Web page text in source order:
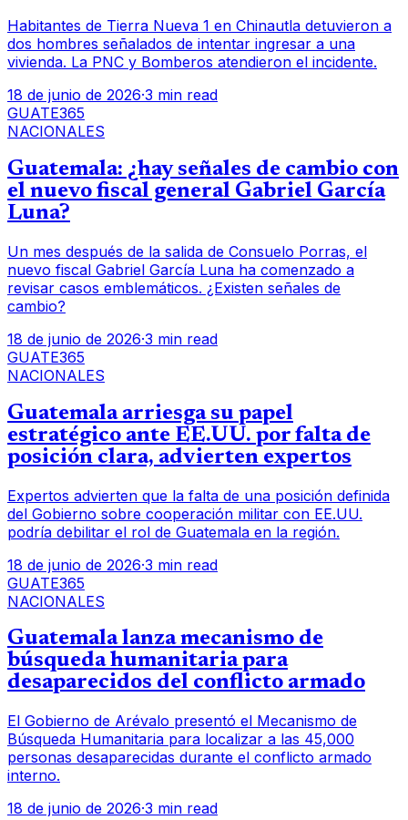
Habitantes de Tierra Nueva 1 en Chinautla detuvieron a
dos hombres señalados de intentar ingresar a una
vivienda. La PNC y Bomberos atendieron el incidente.
18 de junio de 2026·3 min read
GUATE365
NACIONALES
Guatemala: ¿hay señales de cambio con
el nuevo fiscal general Gabriel García
Luna?
Un mes después de la salida de Consuelo Porras, el
nuevo fiscal Gabriel García Luna ha comenzado a
revisar casos emblemáticos. ¿Existen señales de
cambio?
18 de junio de 2026·3 min read
GUATE365
NACIONALES
Guatemala arriesga su papel
estratégico ante EE.UU. por falta de
posición clara, advierten expertos
Expertos advierten que la falta de una posición definida
del Gobierno sobre cooperación militar con EE.UU.
podría debilitar el rol de Guatemala en la región.
18 de junio de 2026·3 min read
GUATE365
NACIONALES
Guatemala lanza mecanismo de
búsqueda humanitaria para
desaparecidos del conflicto armado
El Gobierno de Arévalo presentó el Mecanismo de
Búsqueda Humanitaria para localizar a las 45,000
personas desaparecidas durante el conflicto armado
interno.
18 de junio de 2026·3 min read